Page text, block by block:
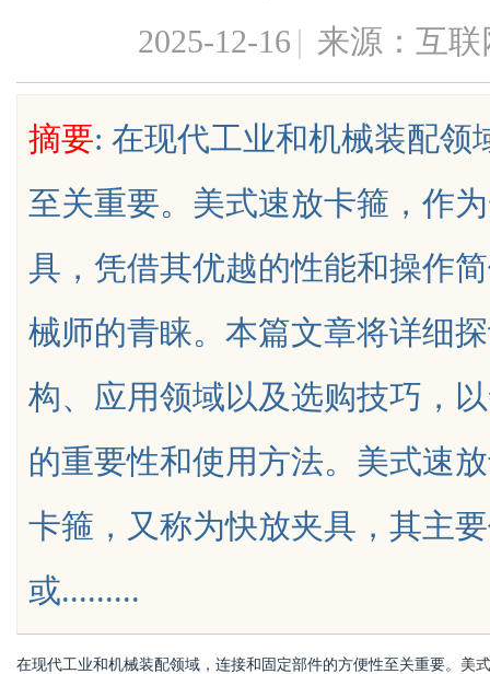
uz
2025-12-16 | 来源：互联
摘要: 在现代工业和机械装配领
至关重要。美式速放卡箍，作
具，凭借其优越的性能和操作
械师的青睐。本篇文章将详细
构、应用领域以及选购技巧，
的重要性和使用方法。美式速
卡箍，又称为快放夹具，其主
或.........
在现代工业和机械装配领域，连接和固定部件的方便性至关重要。 美
与高潜力车型介绍